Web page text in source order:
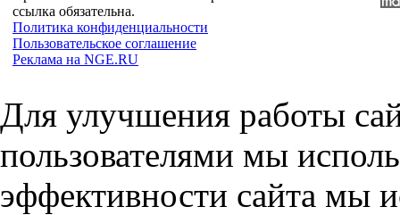
ссылка обязательна.
Политика конфиденциальности
Пользовательское соглашение
Реклама на NGE.RU
Для улучшения работы
пользователями мы
эффективности сайта мы